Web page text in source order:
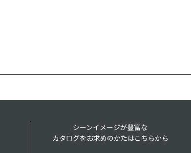
シーンイメージが豊富な
カタログをお求めのかたはこちらから